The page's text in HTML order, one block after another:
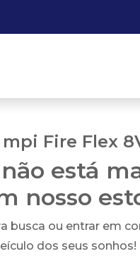
mpi Fire Flex
está
nosso
busca ou entrar em
dos seus sonhos!